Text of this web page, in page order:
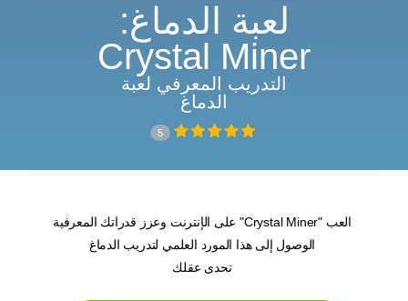
لعبة الدماغ:
Crystal Miner
التدريب المعرفي لعبة
الدماغ
5
العب "Crystal Miner" على الإنترنت وعزز قدراتك المعرفية
الوصول إلى هذا المورد العلمي لتدريب الدماغ
تحدى عقلك